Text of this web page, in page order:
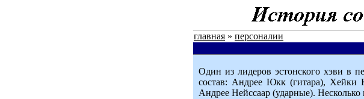
главная » персоналии
Один из лидеров эстонского хэви в
состав: Андрее Юкк (гитара), Хейки
Андрее Нейссаар (ударные).